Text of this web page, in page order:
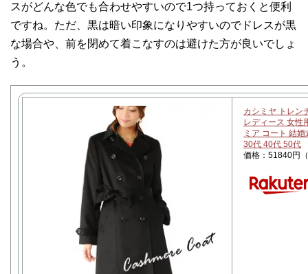
スがどんな色でも合わせやすいので1つ持っておくと便利
ですね。ただ、黒は暗い印象になりやすいのでドレスが黒
な場合や、前を閉めて着こなすのは避けた方が良いでしょ
う。
カシミヤ トレン
レディース 女性
ミア コート 結
30代 40代 50代
価格：51840円